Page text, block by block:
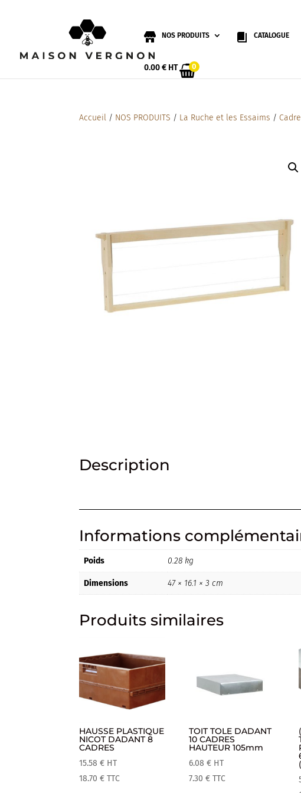
NOS PRODUITS CATALOGUE
0.00€ HT 0
Accueil / NOS PRODUITS / La Ruche et les Essaims /
Description
Informations
Poids 0.28 kg
Dimensions 47 × 16.1 × 3 cm
Produits similaires
HAUSSE PLASTIQUE
NICOT DADANT 8
CADRES
15.58€ HT
18.70€ TTC
TOIT TOLE DADANT
10 CADRES
HAUTEUR 105mm
6.08€ HT
7.30€ TTC